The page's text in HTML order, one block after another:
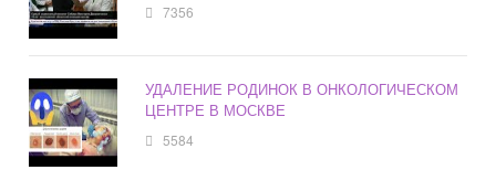
7356
УДАЛЕНИЕ РОДИНОК В ОНКОЛОГИЧЕСКОМ
ЦЕНТРЕ В МОСКВЕ
5584